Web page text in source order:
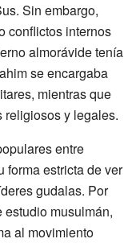
Sin embargo,
conflictos internos
almorávide tenía
se encargaba
mientras que
religiosos y legales.
entre
forma estricta de ver
gudalas. Por
estudio musulmán,
al movimiento